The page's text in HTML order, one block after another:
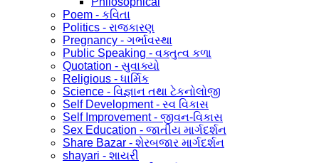
Poem - કવિતા
Politics - રાજકારણ
Pregnancy - ગર્ભાવસ્થા
Public Speaking - વક્તુત્વ કળા
Quotation - સુવાક્યો
Religious - ધાર્મિક
Science - વિજ્ઞાન તથા ટેકનોલોજી
Self Development - સ્વ વિકાસ
Self Improvement - જીવન-વિકાસ
Sex Education - જાતીય માર્ગદર્શન
Share Bazar - શેરબજાર માર્ગદર્શન
shayari - શાયરી